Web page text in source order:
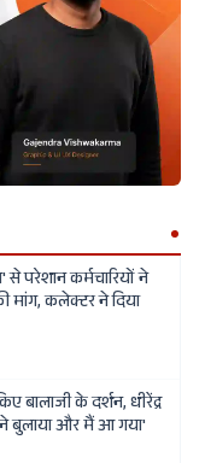
परेशान कर्मचारियों ने
मांग, कलेक्टर ने दिया
बालाजी के दर्शन, धीरेंद्र
बुलाया और मैं आ गया'